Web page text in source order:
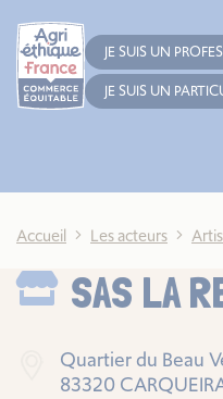
JE SUIS UN
JE SUIS UN
Accueil Les acteurs
SAS LA
Quartier du Beau
83320